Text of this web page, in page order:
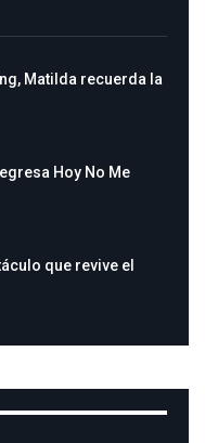
Matilda recuerda la
Hoy No Me
que revive el